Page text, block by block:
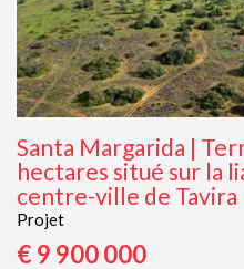
Santa Margarida |
hectares situé sur la
centre-ville de Tavira
Projet
€ 9 900 000